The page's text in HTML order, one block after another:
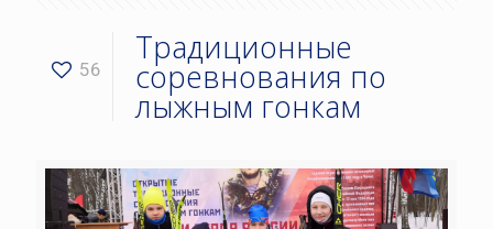
56
Традиционные
соревнования по
лыжным гонкам